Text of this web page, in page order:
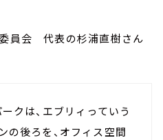
員会 代表の杉浦直樹さん
クは、エブリィっていう
の後ろを、オフィス空間